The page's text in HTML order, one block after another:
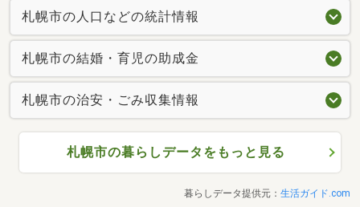
札幌市の人口などの統計情報
札幌市の結婚・育児の助成金
札幌市の治安・ごみ収集情報
札幌市の暮らしデータをもっと見る
暮らしデータ提供元： 生活ガイド.com